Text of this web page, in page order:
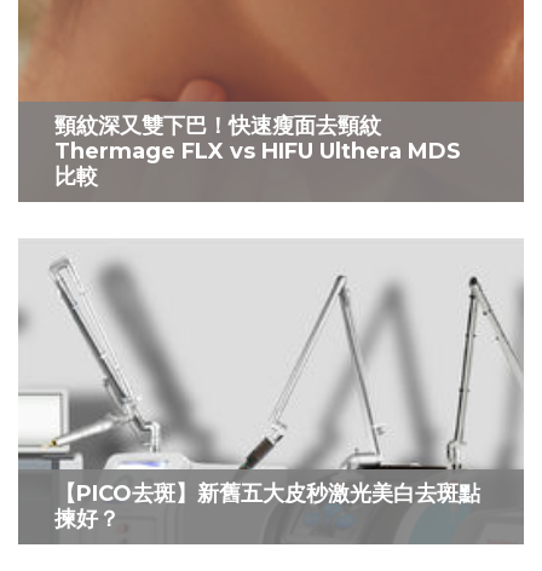
頸紋深又雙下巴！快速瘦面去頸紋
Thermage FLX vs HIFU Ulthera MDS
比較
【PICO去斑】新舊五大皮秒激光美白去斑點
揀好？